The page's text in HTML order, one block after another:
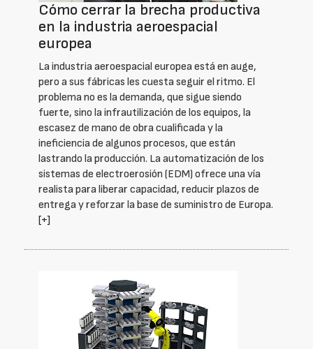
Cómo cerrar la brecha productiva
en la industria aeroespacial
europea
La industria aeroespacial europea está en auge,
pero a sus fábricas les cuesta seguir el ritmo. El
problema no es la demanda, que sigue siendo
fuerte, sino la infrautilización de los equipos, la
escasez de mano de obra cualificada y la
ineficiencia de algunos procesos, que están
lastrando la producción. La automatización de los
sistemas de electroerosión (EDM) ofrece una vía
realista para liberar capacidad, reducir plazos de
entrega y reforzar la base de suministro de Europa.
[+]